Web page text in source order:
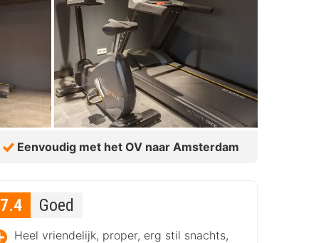
Eenvoudig met het OV naar Amsterdam
7.4 Goed
Heel vriendelijk, proper, erg stil snachts,